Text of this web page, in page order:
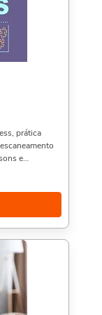
prática
e
e
Através da
Prática,.
e termos